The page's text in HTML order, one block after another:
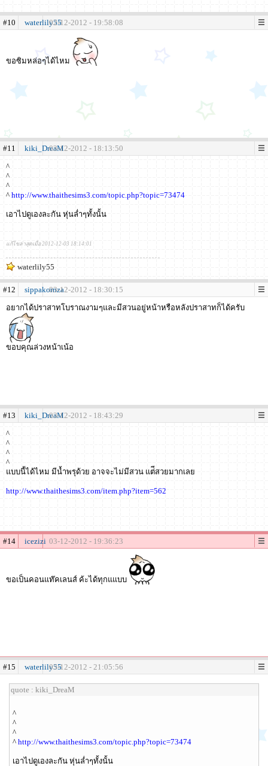
#10 waterlily5502-12-2012 - 19:58:08
ขอซิมหล่อๆได้ไหม
#11 kiki_DreaM03-12-2012 - 18:13:50
^
^
^
^ http://www.thaithesims3.com/topic.php?topic=73474
เอาไปดูเองละกัน หุ่นล่ำๆทั้งนั้น
แก้ไขล่าสุดเมื่อ 2012-12-03 18:14:01
waterlily55
#12 sippakornza03-12-2012 - 18:30:15
อยากได้ปราสาทโบราณงามๆและมีสวนอยู่หน้าหรือหลังปราสาทก็ได้ครับ
ขอบคุณล่วงหน้าเน้อ
#13 kiki_DreaM03-12-2012 - 18:43:29
^
^
^
^
แบบนี้ได้ไหม มีน้ำพรุด้วย อาจจะไม่มีสวน แต่ีสวยมากเลย
http://www.thaithesims3.com/item.php?item=562
#14 icezizi 03-12-2012 - 19:36:23
ขอเป็นคอนแท๊คเลนส์ ค้ะได้ทุกแแบบ
#15 waterlily5503-12-2012 - 21:05:56
quote : kiki_DreaM
^
^
^
^ http://www.thaithesims3.com/topic.php?topic=73474
เอาไปดูเองละกัน หุ่นล่ำๆทั้งนั้น